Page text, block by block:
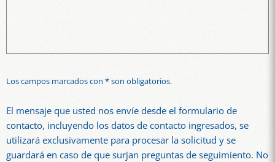
Los campos marcados con * son obligatorios.
El mensaje que usted nos envíe desde el formulario de
contacto, incluyendo los datos de contacto ingresados, se
utilizará exclusivamente para procesar la solicitud y se
guardará en caso de que surjan preguntas de seguimiento. No